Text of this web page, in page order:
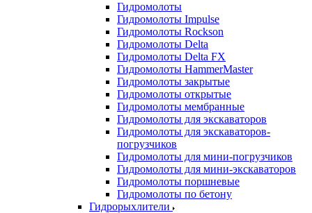
Гидромолоты
Гидромолоты Impulse
Гидромолоты Rockson
Гидромолоты Delta
Гидромолоты Delta FX
Гидромолоты HammerMaster
Гидромолоты закрытые
Гидромолоты открытые
Гидромолоты мембранные
Гидромолоты для экскаваторов
Гидромолоты для экскаваторов-
погрузчиков
Гидромолоты для мини-погрузчиков
Гидромолоты для мини-экскаваторов
Гидромолоты поршневые
Гидромолоты по бетону
Гидрорыхлители